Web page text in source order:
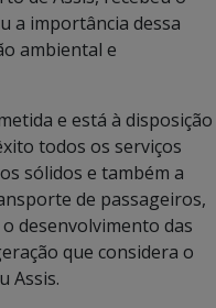
a importância dessa
ambiental e
e está à disposição
todos os serviços
sólidos e também a
de passageiros,
desenvolvimento das
que considera o
Assis.